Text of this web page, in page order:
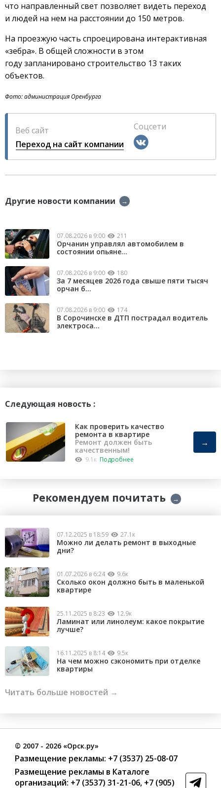
что направленный свет позволяет видеть переход
и людей на нем на расстоянии до 150 метров.
На проезжую часть спроецирована интерактивная
«зебра». В общей сложности в этом
году запланировано строительство 13 таких
объектов.
Фото: администрация Оренбурга
Веб сайт
Переход на сайт компании
Соцсети
Другие новости компании →
07.08.2026 в 9:00 211
Орчанин управлял автомобилем в
состоянии опьяне...
07.08.2026 в 9:00 180
За 7 месяцев 2026 года свыше пяти тысяч
орчан б...
07.08.2026 в 9:00 174
В Сорочинске в ДТП пострадал водитель
электроса...
Следующая новость :
Как проверить качество
ремонта в квартире
Ремонт должен быть
качественным!
9.1к Подробнее
→
Рекомендуем почитать →
07.12.2025 в 18:59 27.1к
Можно ли делать ремонт в выходные
дни?
01.07.2026 в 6:24 9.6к
Сколько окон должно быть в маленькой
квартире
25.11.2025 в 8:23 12.9к
Ламинат или линолеум: какое покрытие
лучше?
16.11.2025 в 8:14 9.5к
На чем можно сэкономить при отделке
квартиры
Читать больше новостей →
© 2007 - 2026 «Орск.ру»
Размещение рекламы: +7 (3537) 25-08-07
Размещение рекламы в Каталоге
организаций: +7 (3537) 31-21-06, +7 (905)